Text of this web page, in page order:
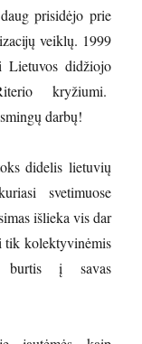
prisidėjo prie
veiklų. 1999
Lietuvos didžiojo
kryžiumi.
darbų!
didelis lietuvių
svetimuose
išlieka vis dar
tik kolektyvinėmis
burtis į savas